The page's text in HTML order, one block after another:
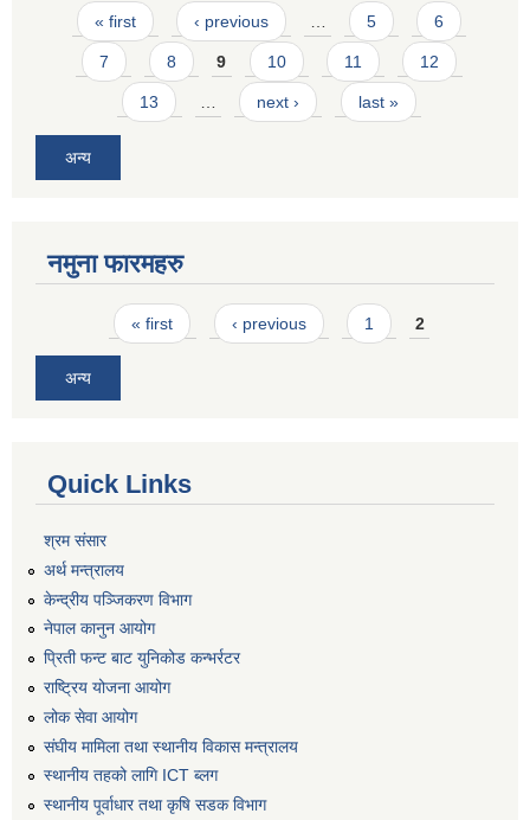
Pages
« first ‹ previous … 5 6
7 8 9 10 11 12
13 … next › last »
अन्य
नमुना फारमहरु
Pages« first ‹ previous 1 2
अन्य
Quick Links
श्रम संसार
अर्थ मन्त्रालय
केन्द्रीय पञ्जिकरण विभाग
नेपाल कानुन आयोग
प्रिती फन्ट बाट युनिकोड कन्भर्रटर
राष्ट्रिय योजना आयोग
लोक सेवा आयोग
संघीय मामिला तथा स्थानीय विकास मन्त्रालय
स्थानीय तहको लागि ICT ब्लग
स्थानीय पूर्वाधार तथा कृषि सडक विभाग